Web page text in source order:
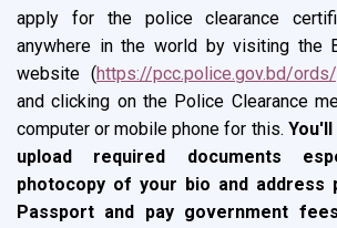
apply for the police clearance
anywhere in the world by visiting the
website (https://pcc.police.gov.bd/
and clicking on the Police Clearance
computer or mobile phone for this. You'll
upload required documents
photocopy of your bio and address
Passport and pay government